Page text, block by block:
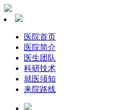
医院首页
医院简介
医生团队
科研技术
就医须知
来院路线